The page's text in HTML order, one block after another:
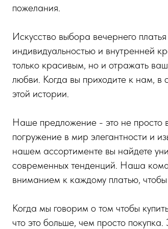
пожелания.
Искусство выбора вечернего
индивидуальностью и внутренней
только красивым, но и отражать
любви. Когда вы приходите к нам, в
этой истории.
Наше предложение - это не просто
погружение в мир элегантности и
нашем ассортименте вы найдете
современных тенденций. Наша
вниманием к каждому платью,
Когда мы говорим о том чтобы
что это больше, чем просто